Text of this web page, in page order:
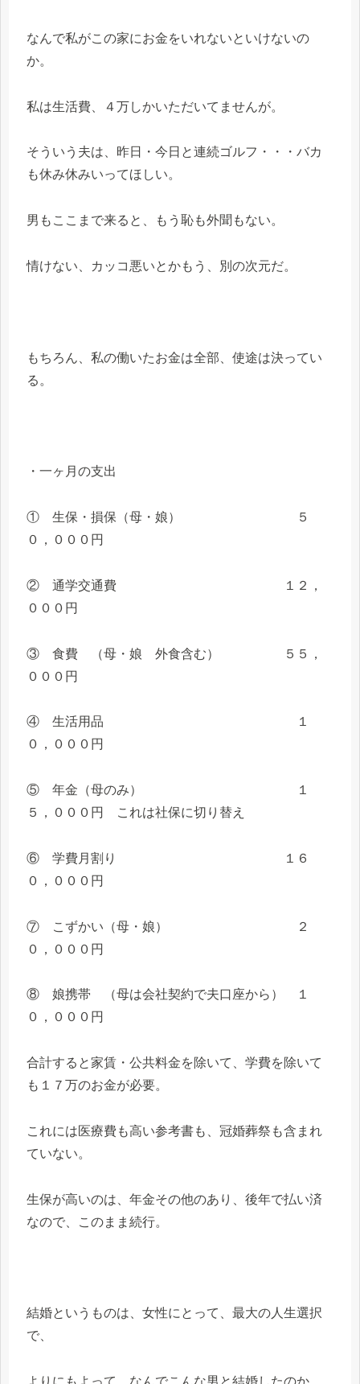
なんで私がこの家にお金をいれないといけないの
か。
私は生活費、４万しかいただいてませんが。
そういう夫は、昨日・今日と連続ゴルフ・・・バカ
も休み休みいってほしい。
男もここまで来ると、もう恥も外聞もない。
情けない、カッコ悪いとかもう、別の次元だ。
もちろん、私の働いたお金は全部、使途は決ってい
る。
・一ヶ月の支出
① 生保・損保（母・娘） ５
０，０００円
② 通学交通費 １２，
０００円
③ 食費 （母・娘 外食含む） ５５，
０００円
④ 生活用品 １
０，０００円
⑤ 年金（母のみ） １
５，０００円 これは社保に切り替え
⑥ 学費月割り １６
０，０００円
⑦ こずかい（母・娘） ２
０，０００円
⑧ 娘携帯 （母は会社契約で夫口座から） １
０，０００円
合計すると家賃・公共料金を除いて、学費を除いて
も１７万のお金が必要。
これには医療費も高い参考書も、冠婚葬祭も含まれ
ていない。
生保が高いのは、年金その他のあり、後年で払い済
なので、このまま続行。
結婚というものは、女性にとって、最大の人生選択
で、